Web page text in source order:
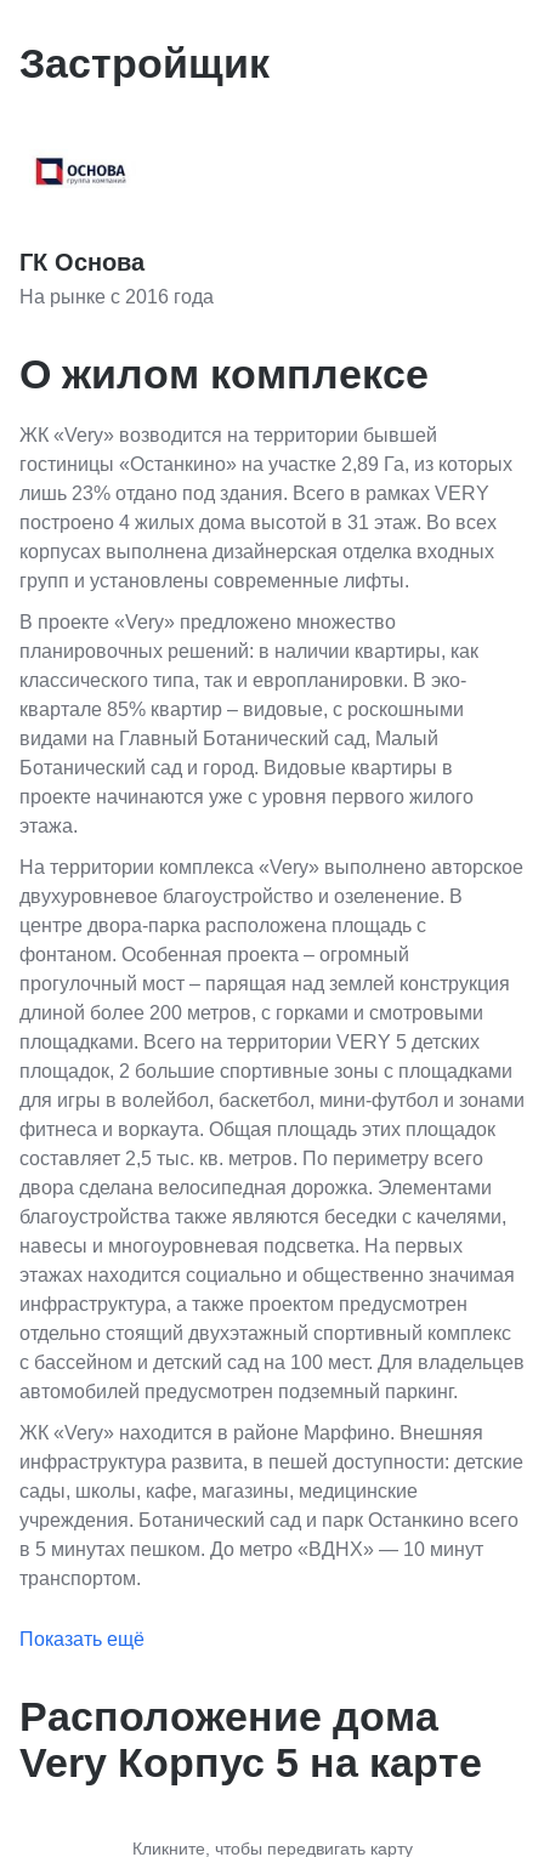
Застройщик
ГК Основа
На рынке с 2016 года
О жилом комплексе
ЖК «Very» возводится на территории бывшей
гостиницы «Останкино» на участке 2,89 Га, из которых
лишь 23% отдано под здания. Всего в рамках VERY
построено 4 жилых дома высотой в 31 этаж. Во всех
корпусах выполнена дизайнерская отделка входных
групп и установлены современные лифты.
В проекте «Very» предложено множество
планировочных решений: в наличии квартиры, как
классического типа, так и европланировки. В эко-
квартале 85% квартир – видовые, с роскошными
видами на Главный Ботанический сад, Малый
Ботанический сад и город. Видовые квартиры в
проекте начинаются уже с уровня первого жилого
этажа.
На территории комплекса «Very» выполнено авторское
двухуровневое благоустройство и озеленение. В
центре двора-парка расположена площадь с
фонтаном. Особенная проекта – огромный
прогулочный мост – парящая над землей конструкция
длиной более 200 метров, с горками и смотровыми
площадками. Всего на территории VERY 5 детских
площадок, 2 большие спортивные зоны с площадками
для игры в волейбол, баскетбол, мини-футбол и зонами
фитнеса и воркаута. Общая площадь этих площадок
составляет 2,5 тыс. кв. метров. По периметру всего
двора сделана велосипедная дорожка. Элементами
благоустройства также являются беседки с качелями,
навесы и многоуровневая подсветка. На первых
этажах находится социально и общественно значимая
инфраструктура, а также проектом предусмотрен
отдельно стоящий двухэтажный спортивный комплекс
с бассейном и детский сад на 100 мест. Для владельцев
автомобилей предусмотрен подземный паркинг.
ЖК «Very» находится в районе Марфино. Внешняя
инфраструктура развита, в пешей доступности: детские
сады, школы, кафе, магазины, медицинские
учреждения. Ботанический сад и парк Останкино всего
в 5 минутах пешком. До метро «ВДНХ» — 10 минут
транспортом.
Показать ещё
Расположение дома
Very Корпус 5 на карте
Кликните, чтобы передвигать карту